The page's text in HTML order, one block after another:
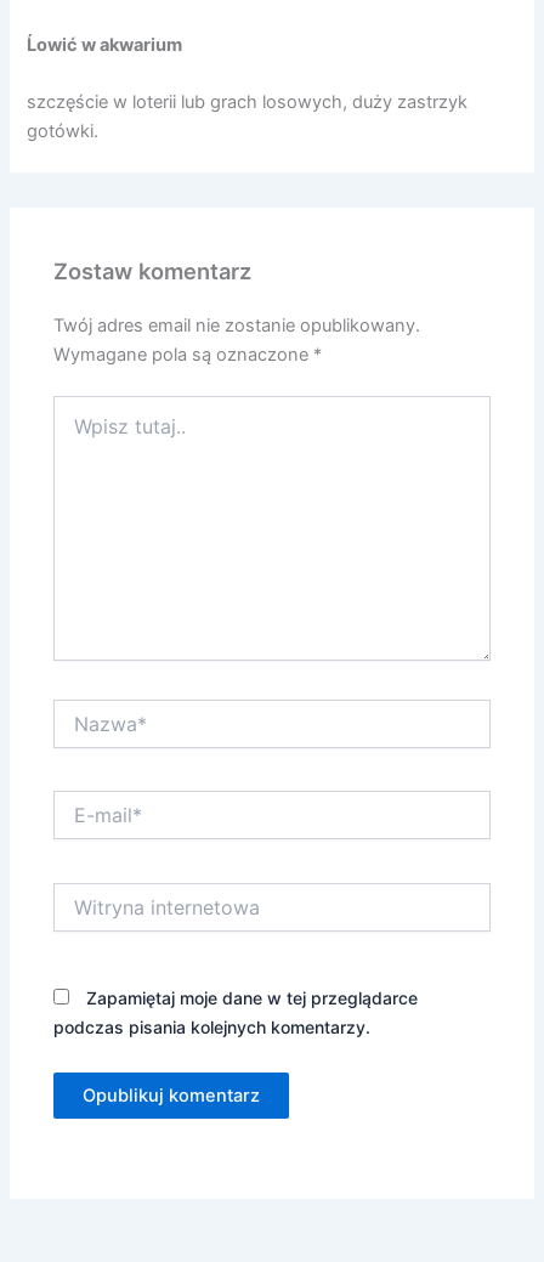
Ĺowić w akwarium
szczęście w loterii lub grach losowych, duży zastrzyk
gotówki.
Zostaw komentarz
Twój adres email nie zostanie opublikowany.
Wymagane pola są oznaczone *
tutaj..
mail*
internetowa
Zapamiętaj moje dane w tej przeglądarce
podczas pisania kolejnych komentarzy.